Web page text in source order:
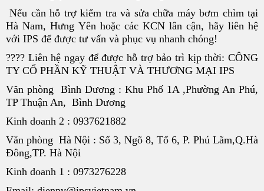
Nếu cần hỗ trợ kiểm tra và sửa chữa máy bơm chìm tại
Hà Nam, Hưng Yên hoặc các KCN lân cận, hãy liên hệ
với IPS để được tư vấn và phục vụ nhanh chóng!
???? Liên hệ ngay để được hỗ trợ bảo trì kịp thời: CÔNG
TY CỔ PHẦN KỸ THUẬT VÀ THƯƠNG MẠI IPS
Văn phòng Bình Dương : Khu Phố 1A ,Phường An Phú,
TP Thuận An, Bình Dương
Kinh doanh 2 : 0937621882
Văn phòng Hà Nội : Số 3, Ngõ 8, Tổ 6, P. Phú Lãm,Q.Hà
Đông,TP. Hà Nội
Kinh doanh 1 : 0973276228